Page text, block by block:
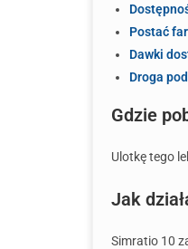
Postać
Dawki
Droga
Gdzie
Ulotkę tego
Jak
Simratio 10